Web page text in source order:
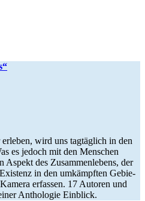
wird uns tag­täg­lich in den
es jedoch mit den Men­schen
des Zusam­men­le­bens, der
in den umkämpf­ten Gebie­
erfas­sen. 17 Autoren und
Antho­lo­gie Einblick.